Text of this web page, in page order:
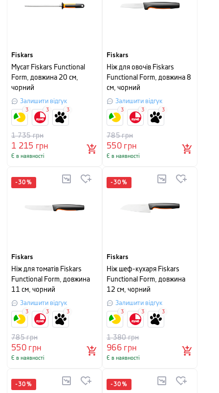
Fiskars
Мусат Fiskars Functional
Form, довжина 20 см,
чорний
Залишити відгук
1 215 грн
1 735грн
Є в наявності
3 3 3
Fiskars
Ніж для овочів Fiskars
Functional Form, довжина 8
см, чорний
Залишити відгук
550грн
785грн
Є в наявності
3 3 3
-30 %
Fiskars
Ніж для томатів Fiskars
Functional Form, довжина
11 см, чорний
Залишити відгук
550грн
785грн
Є в наявності
3 3 3
-30 %
Fiskars
Ніж шеф-кухаря Fiskars
Functional Form, довжина
12 см, чорний
Залишити відгук
966грн
1 380грн
Є в наявності
3 3 3
-30 % -30 %